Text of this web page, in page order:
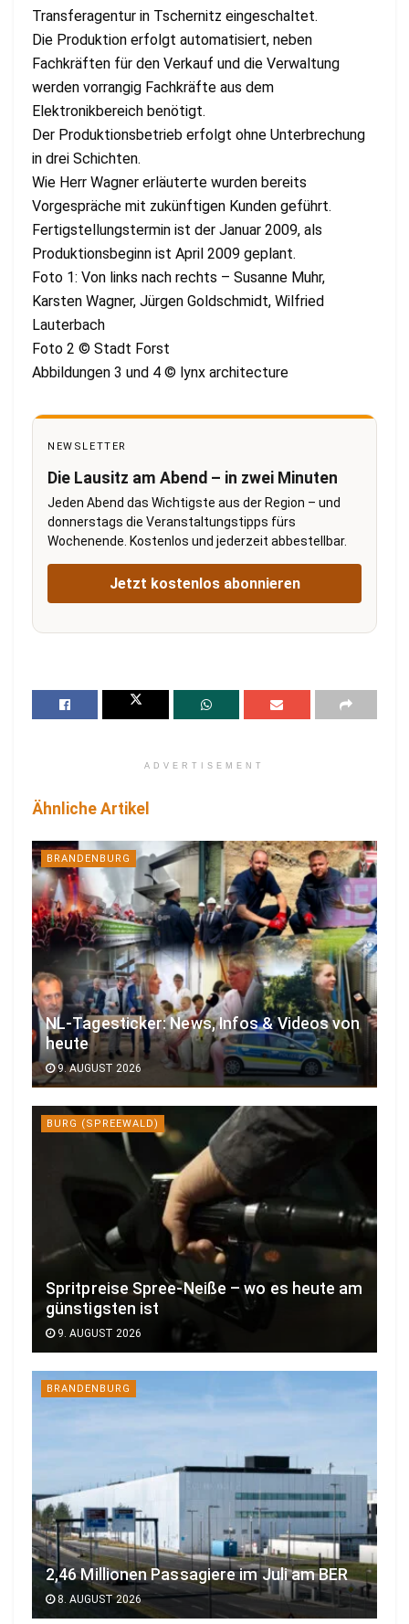
Transferagentur in Tschernitz eingeschaltet.
Die Produktion erfolgt automatisiert, neben
Fachkräften für den Verkauf und die Verwaltung
werden vorrangig Fachkräfte aus dem
Elektronikbereich benötigt.
Der Produktionsbetrieb erfolgt ohne Unterbrechung
in drei Schichten.
Wie Herr Wagner erläuterte wurden bereits
Vorgespräche mit zukünftigen Kunden geführt.
Fertigstellungstermin ist der Januar 2009, als
Produktionsbeginn ist April 2009 geplant.
Foto 1: Von links nach rechts – Susanne Muhr,
Karsten Wagner, Jürgen Goldschmidt, Wilfried
Lauterbach
Foto 2 © Stadt Forst
Abbildungen 3 und 4 © lynx architecture
NEWSLETTER
Die Lausitz am Abend – in zwei Minuten
Jeden Abend das Wichtigste aus der Region – und
donnerstags die Veranstaltungstipps fürs
Wochenende. Kostenlos und jederzeit abbestellbar.
Jetzt kostenlos abonnieren
ADVERTISEMENT
Ähnliche Artikel
BRANDENBURG
NL-Tagesticker: News, Infos & Videos von
heute
9. AUGUST 2026
BURG (SPREEWALD)
Spritpreise Spree-Neiße – wo es heute am
günstigsten ist
9. AUGUST 2026
BRANDENBURG
2,46 Millionen Passagiere im Juli am BER
8. AUGUST 2026